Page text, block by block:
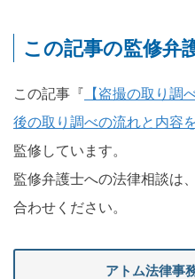
この記事の監修弁
この記事『 【盗撮の取り調
後の取り調べの流れと内容
監修しています。
監修弁護士への法律相談は
合わせください。
アトム法律事